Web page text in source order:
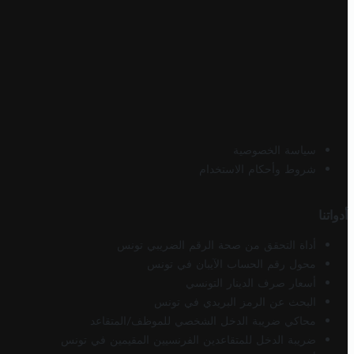
سياسة الخصوصية
شروط وأحكام الاستخدام
أدواتنا
أداة التحقق من صحة الرقم الضريبي تونس
محول رقم الحساب الآيبان في تونس
أسعار صرف الدينار التونسي
البحث عن الرمز البريدي في تونس
محاكي ضريبة الدخل الشخصي للموظف/المتقاعد
ضريبة الدخل للمتقاعدين الفرنسيين المقيمين في تونس